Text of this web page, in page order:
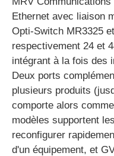
Ethernet avec liaison
Opti-Switch MR3325
respectivement 24 et
intégrant à la fois des
Deux ports
plusieurs produits
comporte alors
modèles supportent
reconfigurer
d'un équipement, et